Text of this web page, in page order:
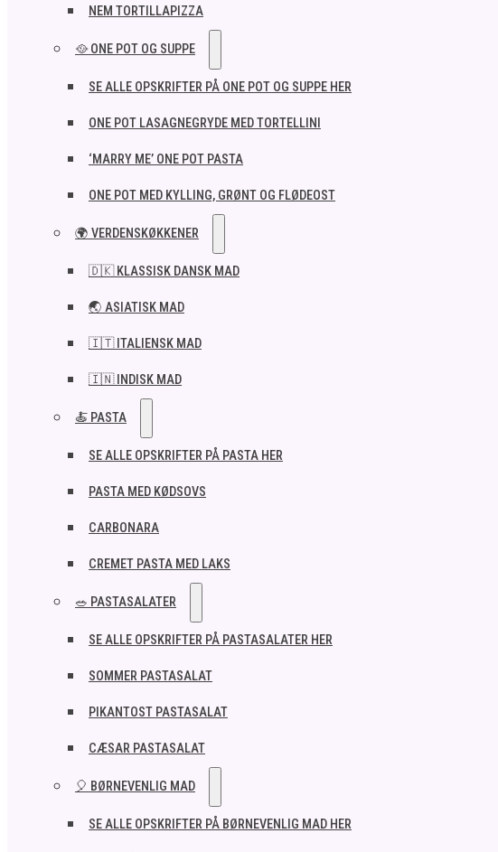
NEM TORTILLAPIZZA
🥘 ONE POT OG SUPPE
SE ALLE OPSKRIFTER PÅ ONE POT OG SUPPE HER
ONE POT LASAGNEGRYDE MED TORTELLINI
‘MARRY ME’ ONE POT PASTA
ONE POT MED KYLLING, GRØNT OG FLØDEOST
🌍 VERDENSKØKKENER
🇩🇰 KLASSISK DANSK MAD
🌏 ASIATISK MAD
🇮🇹 ITALIENSK MAD​
🇮🇳 INDISK MAD​
🍝 PASTA
SE ALLE OPSKRIFTER PÅ PASTA HER
PASTA MED KØDSOVS
CARBONARA
CREMET PASTA MED LAKS
🥗 PASTASALATER
SE ALLE OPSKRIFTER PÅ PASTASALATER HER
SOMMER PASTASALAT
PIKANTOST PASTASALAT
CÆSAR PASTASALAT
🎈 BØRNEVENLIG MAD
SE ALLE OPSKRIFTER PÅ BØRNEVENLIG MAD HER